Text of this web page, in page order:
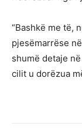
“Bashkë me të,
pjesëmarrëse
shumë detaje
cilit u dorëzua